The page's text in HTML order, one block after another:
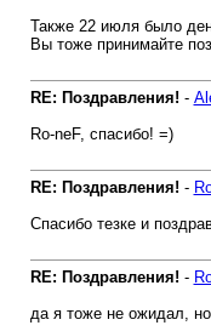
Также 22 июля было
Вы тоже принимайте
RE: Поздравления! -
Ro-neF, спасибо! =)
RE: Поздравления! -
Спасибо тезке и
RE: Поздравления! -
да я тоже не ожидал,